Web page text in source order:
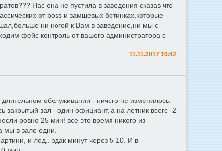
Нас она не пустила в заведения сказав что
от boss и замшевых ботинках,которые
ни ногой к Вам в заведение,ни мы с
фейс контроль от вашего администратора с
11.11.2017 10:42
обслуживании - ничего не изменилось.
закрытый зал - один официант, а на летник всего -2
ровно 25 мин! все это время никого из
мы в зале одни.
и лед.. эдак минут через 5-10. И в